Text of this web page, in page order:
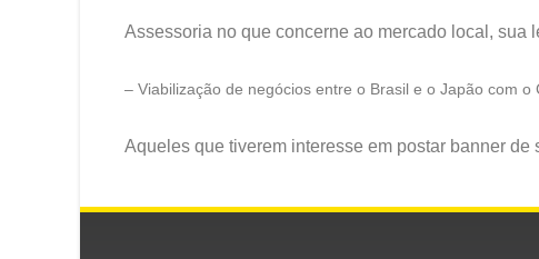
Assessoria no que concerne ao mercado local, sua
– Viabilização de negócios entre o Brasil e o Japão com o
Aqueles que tiverem interesse em postar banner